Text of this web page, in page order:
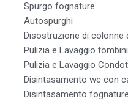
Spurgo fognature
Autospurghi
Disostruzione di colonne
Pulizia e Lavaggio tombini
Pulizia e Lavaggio
Disintasamento wc con
Disintasamento